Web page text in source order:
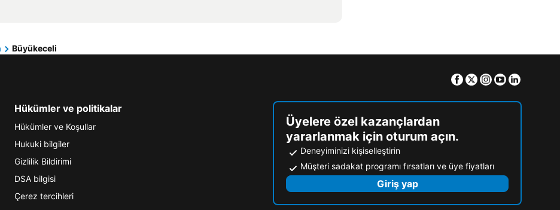
Büyükeceli
Facebook
TwitterInstagram
Youtube
Hükümler ve politikalar
Hükümler ve Koşullar
Hukuki bilgiler
Gizlilik Bildirimi
DSA bilgisi
Çerez tercihleri
Üyelere özel kazançlardan
yararlanmak için oturum açın.
Deneyiminizi kişiselleştirin
Müşteri sadakat programı fırsatları ve üye fiyatları
Giriş yap